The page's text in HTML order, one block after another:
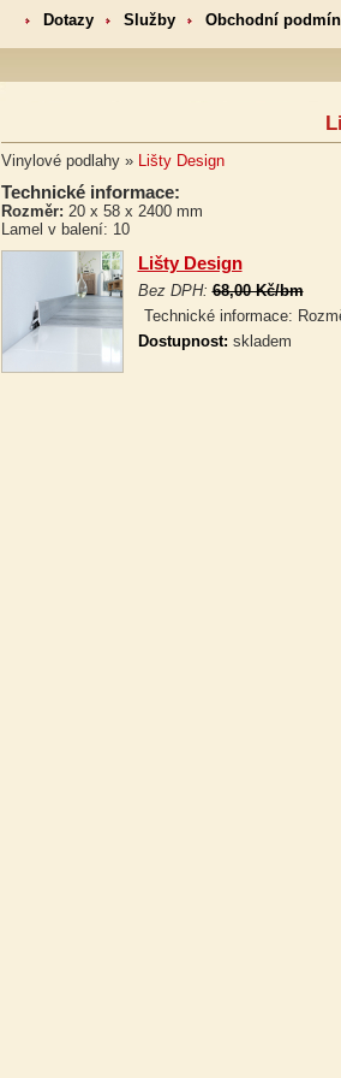
Dotazy Služby Obchodní
Vinylové podlahy » Lišty Design
Technické informace:
Rozměr: 20 x 58 x 2400 mm
Lamel v balení: 10
Lišty Design
Bez DPH:68,00 Kč/bm
Technické informace:
Dostupnost: skladem